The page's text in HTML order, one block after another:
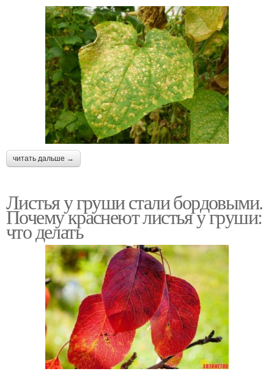
читать дальше →
Листья у груши стали бордовыми.
Почему краснеют листья у груши:
что делать